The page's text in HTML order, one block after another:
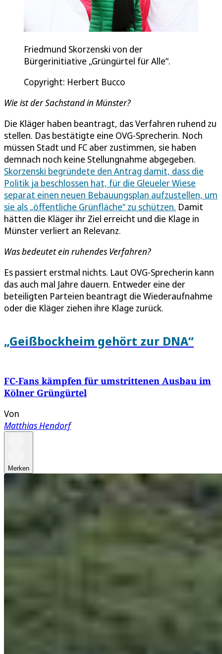
Friedmund Skorzenski von der
Bürgerinitiative „Grüngürtel für Alle“.
Copyright: Herbert Bucco
Wie ist der Sachstand in Münster?
Die Kläger haben beantragt, das Verfahren ruhend zu
stellen. Das bestätigte eine OVG-Sprecherin. Noch
müssen Stadt und FC aber zustimmen, sie haben
demnach noch keine Stellungnahme abgegeben.
Skorzenski begründete den Antrag damit, dass die
Politik ja beschlossen hat, für die Gleueler Wiese
separat einen neuen Bebauungsplan aufzustellen, um
sie als „öffentliche Grünfläche“ zu schützen. Damit
hätten die Kläger ihr Ziel erreicht und die Klage in
Münster verliert an Relevanz.
Was bedeutet ein ruhendes Verfahren?
Es passiert erstmal nichts. Laut OVG-Sprecherin kann
das auch mal Jahre dauern. Entweder eine der
beteiligten Parteien beantragt die Wiederaufnahme
oder die Kläger ziehen ihre Klage zurück.
„Geißbockheim gehört zur DNA“
FC-Fans kämpfen für umstrittenen Ausbau im
Kölner Grüngürtel
Von
Matthias Hendorf
Merken